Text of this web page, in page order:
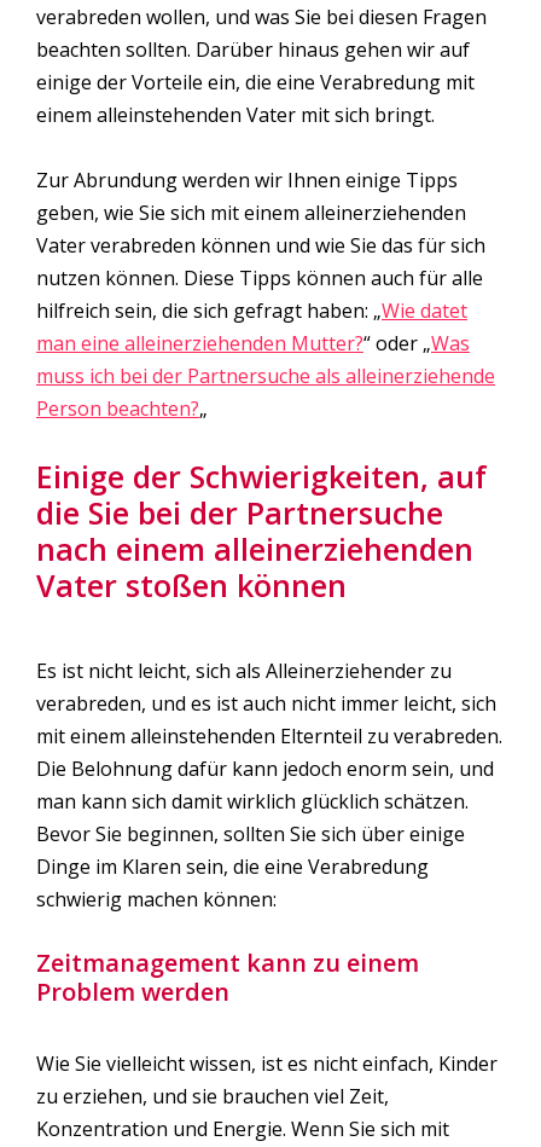
verabreden wollen, und was Sie bei diesen Fragen
beachten sollten. Darüber hinaus gehen wir auf
einige der Vorteile ein, die eine Verabredung mit
einem alleinstehenden Vater mit sich bringt.
Zur Abrundung werden wir Ihnen einige Tipps
geben, wie Sie sich mit einem alleinerziehenden
Vater verabreden können und wie Sie das für sich
nutzen können. Diese Tipps können auch für alle
hilfreich sein, die sich gefragt haben: „Wie datet
man eine alleinerziehenden Mutter?“ oder „Was
muss ich bei der Partnersuche als alleinerziehende
Person beachten?„
Einige der Schwierigkeiten, auf
die Sie bei der Partnersuche
nach einem alleinerziehenden
Vater stoßen können
Es ist nicht leicht, sich als Alleinerziehender zu
verabreden, und es ist auch nicht immer leicht, sich
mit einem alleinstehenden Elternteil zu verabreden.
Die Belohnung dafür kann jedoch enorm sein, und
man kann sich damit wirklich glücklich schätzen.
Bevor Sie beginnen, sollten Sie sich über einige
Dinge im Klaren sein, die eine Verabredung
schwierig machen können:
Zeitmanagement kann zu einem
Problem werden
Wie Sie vielleicht wissen, ist es nicht einfach, Kinder
zu erziehen, und sie brauchen viel Zeit,
Konzentration und Energie. Wenn Sie sich mit